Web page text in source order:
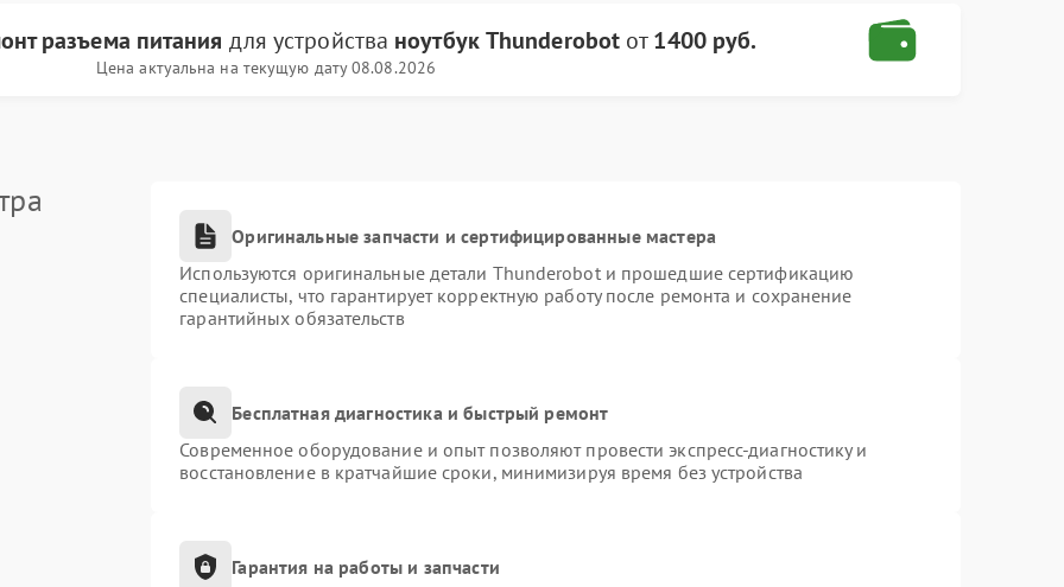
разъема питания для устройства ноутбук Thunderobot от1400 руб.
Цена актуальна на текущую дату 08.08.2026
Оригинальные запчасти и сертифицированные мастера
Используются оригинальные детали Thunderobot и прошедшие сертификацию
специалисты, что гарантирует корректную работу после ремонта и сохранение
гарантийных обязательств
Бесплатная диагностика и быстрый ремонт
Современное оборудование и опыт позволяют провести экспресс-диагностику и
восстановление в кратчайшие сроки, минимизируя время без устройства
Гарантия на работы и запчасти